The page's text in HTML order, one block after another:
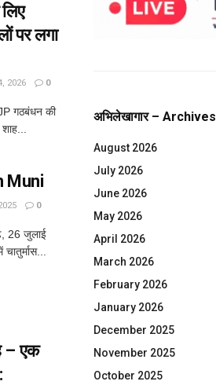
पर लगा
2026 0
गठबंधन की
Muni
0
26 जुलाई
– एक
अभिलेखागार – Archives
August 2026
July 2026
June 2026
May 2026
April 2026
March 2026
February 2026
January 2026
December 2025
November 2025
October 2025